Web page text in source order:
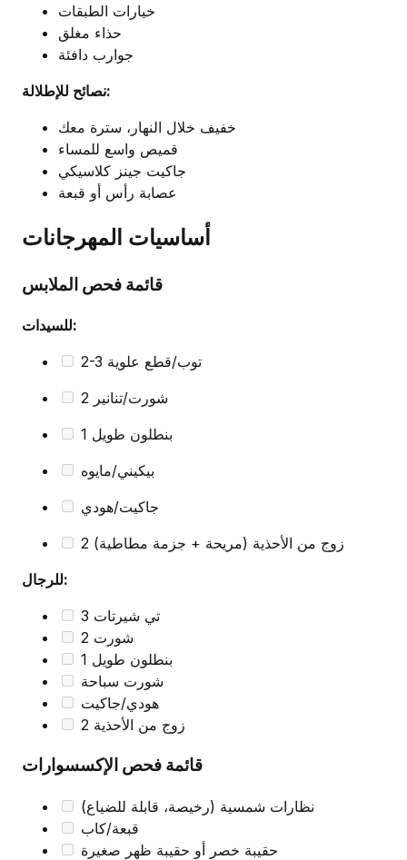
خيارات الطبقات
حذاء مغلق
جوارب دافئة
نصائح للإطلالة:
خفيف خلال النهار، سترة معك
قميص واسع للمساء
جاكيت جينز كلاسيكي
عصابة رأس أو قبعة
أساسيات المهرجانات
قائمة فحص الملابس
للسيدات:
2-3 توب/قطع علوية
2 شورت/تنانير
1 بنطلون طويل
بيكيني/مايوه
جاكيت/هودي
2 زوج من الأحذية (مريحة + جزمة مطاطية)
للرجال:
3 تي شيرتات
2 شورت
1 بنطلون طويل
شورت سباحة
هودي/جاكيت
2 زوج من الأحذية
قائمة فحص الإكسسوارات
نظارات شمسية (رخيصة، قابلة للضياع)
قبعة/كاب
حقيبة خصر أو حقيبة ظهر صغيرة